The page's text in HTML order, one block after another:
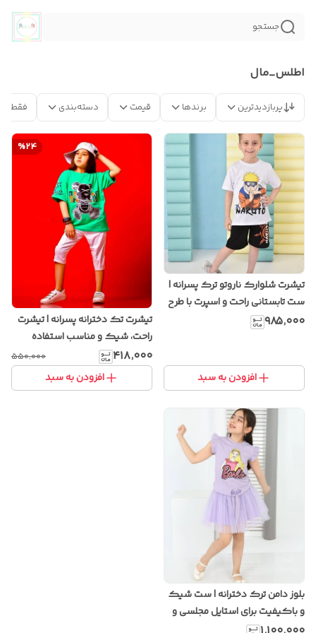
جستجو
اطلس_مال
پربازدیدترین برندها قیمت دسته‌بندی فقط
تیشرت شلوارک ناروتو ترک پسرانه |
ست تابستانی راحت و اسپرت با طرح
انیمه
۹۸۵٬۰۰۰
افزودن به سبد
%24
تیشرت تک دخترانه پسرانه | تیشرت
راحت، شیک و مناسب استفاده
روزانه
۴۱۸٬۰۰۰ ۵۵۰٬۰۰۰
افزودن به سبد
بلوز دامن ترک دخترانه | ست شیک
و باکیفیت برای استایل مجلسی و
روزمره